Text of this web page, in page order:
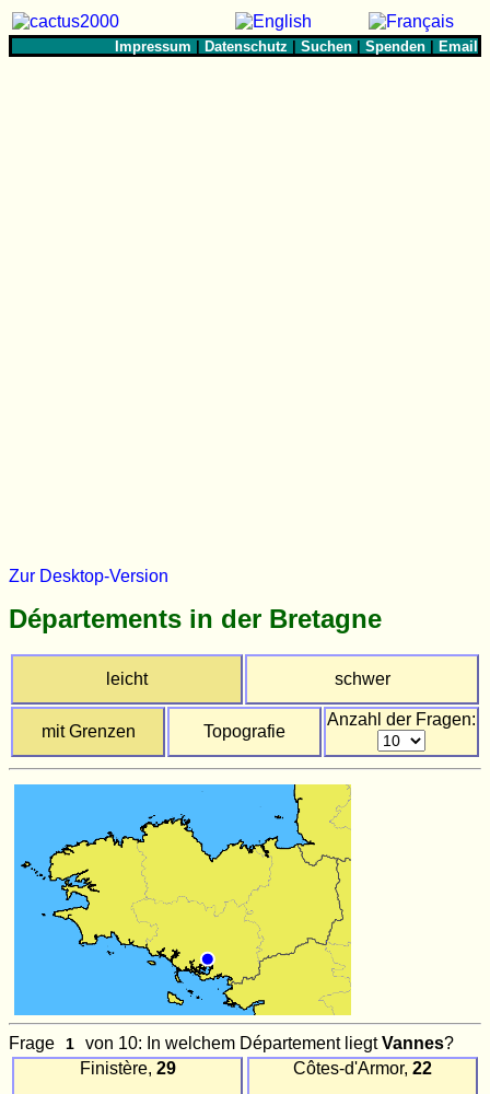
Impressum |Datenschutz |Suchen |Spenden |Email
Zur Desktop-Version
Départements in der Bretagne
leicht schwer
mit Grenzen Topografie
Anzahl der Fragen:
Frage von 10: In welchem Département liegtVannes?
Finistère, 29 Côtes-d'Armor, 22